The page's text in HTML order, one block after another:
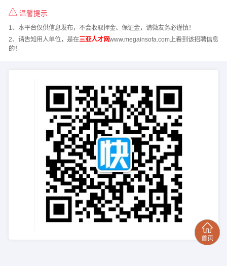
温馨提示
1、本平台仅供信息发布，不会收取押金、保证金，请微友务必谨慎！
2、请告知用人单位，是在三亚人才网www.megainsofa.com上看到该招聘信息
的！